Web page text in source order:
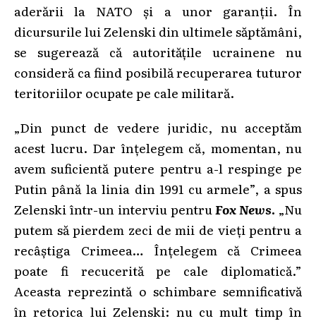
aderării la NATO și a unor garanții. În
dicursurile lui Zelenski din ultimele săptămâni,
se sugerează că autoritățile ucrainene nu
consideră ca fiind posibilă recuperarea tuturor
teritoriilor ocupate pe cale militară.
„Din punct de vedere juridic, nu acceptăm
acest lucru. Dar înțelegem că, momentan, nu
avem suficientă putere pentru a-l respinge pe
Putin până la linia din 1991 cu armele”, a spus
Zelenski într-un interviu pentru Fox News. „Nu
putem să pierdem zeci de mii de vieți pentru a
recâștiga Crimeea… Înțelegem că Crimeea
poate fi recucerită pe cale diplomatică.”
Aceasta reprezintă o schimbare semnificativă
în retorica lui Zelenski: nu cu mult timp în